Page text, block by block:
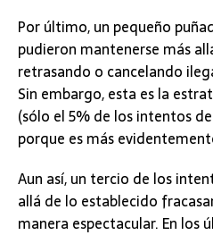
Por último, un pequeño
pudieron mantenerse más
retrasando o cancelando
Sin embargo, esta es la
(sólo el 5% de los intentos
porque es más
Aun así, un tercio de los
allá de lo establecido
manera espectacular. En los